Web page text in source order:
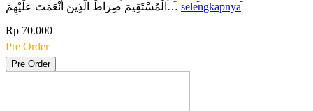
الْمُسْتَقِيمَ صِرَاطَ الَّذِينَ أَنْعَمْتَ عَلَيْهِمْ… selengkapnya
Rp 70.000
Pre Order
Pre Order